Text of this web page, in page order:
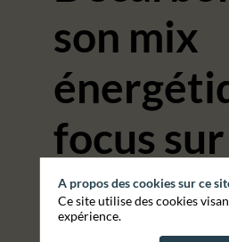
son mix
focus sur
l'achat
A propos des cookies sur ce
Ce site utilise des cookies
expérience.